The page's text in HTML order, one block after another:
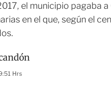
el municipio pagaba
en el que, según el
Hrs